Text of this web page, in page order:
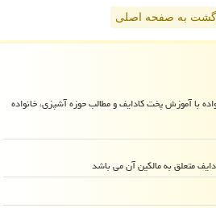
به صفحه اصلی
با آموزش پخت کادایف و مطالب حوزه آشپزی، خانواده